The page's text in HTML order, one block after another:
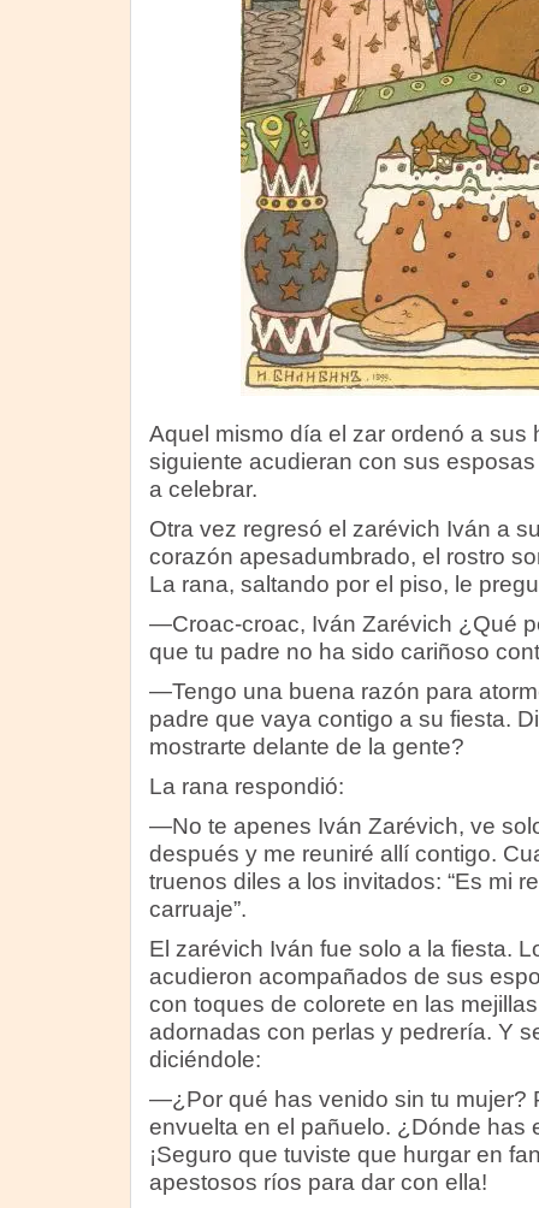
Aquel mismo día el zar ordenó a sus
siguiente acudieran con sus
a celebrar.
Otra vez regresó el zarévich Iván a
corazón apesadumbrado, el rostro
La rana, saltando por el piso, le
—Croac-croac, Iván Zarévich ¿Qué
que tu padre no ha sido cariñoso
—Tengo una buena razón para
padre que vaya contigo a su fiesta.
mostrarte delante de la gente?
La rana respondió:
—No te apenes Iván Zarévich, ve
después y me reuniré allí contigo.
truenos diles a los invitados: “Es mi
carruaje”.
El zarévich Iván fue solo a la fiesta.
acudieron acompañados de sus
con toques de colorete en las
adornadas con perlas y pedrería. Y
diciéndole:
—¿Por qué has venido sin tu mujer?
envuelta en el pañuelo. ¿Dónde has
¡Seguro que tuviste que hurgar en
apestosos ríos para dar con ella!